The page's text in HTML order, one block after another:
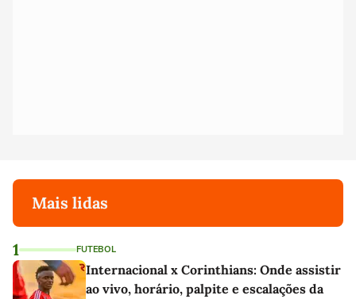
Mais lidas
1 FUTEBOL
Internacional x Corinthians: Onde assistir
ao vivo, horário, palpite e escalações da